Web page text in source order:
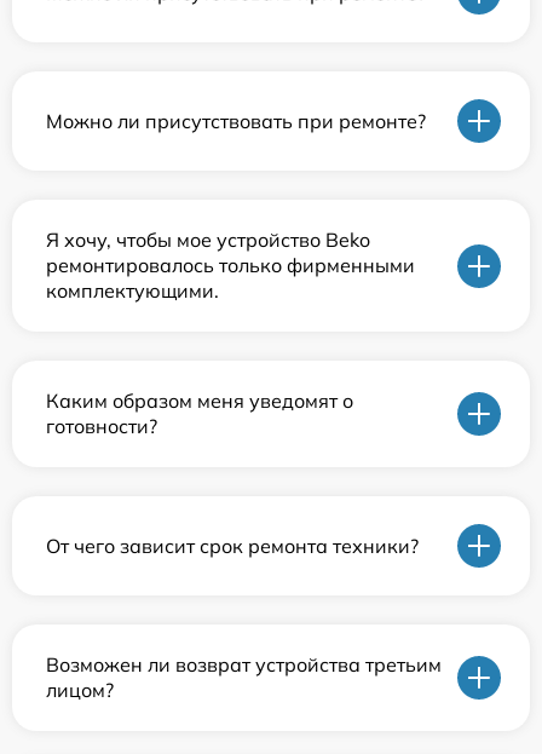
Можно ли присутствовать при ремонте?
Я хочу, чтобы мое устройство Beko
ремонтировалось только фирменными
комплектующими.
Каким образом меня уведомят о
готовности?
От чего зависит срок ремонта техники?
Возможен ли возврат устройства третьим
лицом?